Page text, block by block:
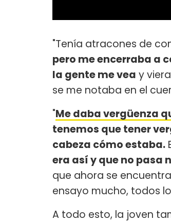
"Tenía atracones de
pero me encerraba a
la gente me vea y
se me notaba en el
"Me daba vergüenza
tenemos que tener
cabeza cómo estaba.
era así y que no pasa
que ahora se
ensayo mucho, todos
A todo esto, la joven